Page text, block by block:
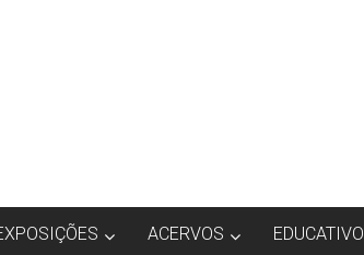
ACERVOS EDUCATIVO